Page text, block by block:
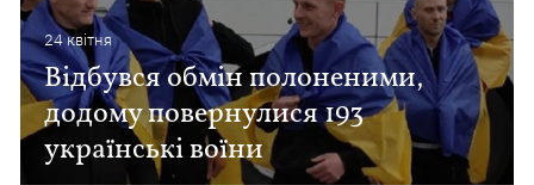
24 квiтня
Відбувся обмін полоненими,
додому повернулися 193
українські воїни